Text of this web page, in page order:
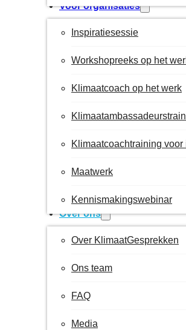
Voor organisaties
Inspiratiesessie
Workshopreeks op het
Klimaatcoach op het werk
Klimaatcoachtraining voor
Maatwerk
Kennismakingswebinar
Over ons
Over KlimaatGesprekken
Ons team
FAQ
Media